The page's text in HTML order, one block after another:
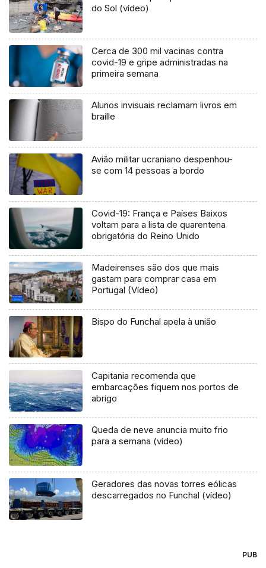
do Sol (vídeo)
Cerca de 300 mil vacinas contra
covid-19 e gripe administradas na
primeira semana
Alunos invisuais reclamam livros em
braille
Avião militar ucraniano despenhou-
se com 14 pessoas a bordo
Covid-19: França e Países Baixos
voltam para a lista de quarentena
obrigatória do Reino Unido
Madeirenses são dos que mais
gastam para comprar casa em
Portugal (Vídeo)
Bispo do Funchal apela à união
Capitania recomenda que
embarcações fiquem nos portos de
abrigo
Queda de neve anuncia muito frio
para a semana (vídeo)
Geradores das novas torres eólicas
descarregados no Funchal (vídeo)
PUB